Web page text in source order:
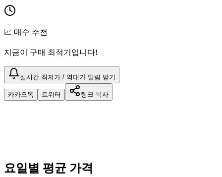
📈 매수 추천
지금이 구매 최적기입니다!
실시간 최저가 / 역대가 알림 받기
카카오톡 트위터 링크 복사
요일별 평균 가격